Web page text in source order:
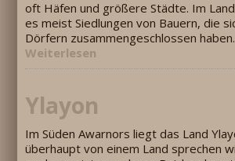
oft Häfen und größere Städte. Im
es meist Siedlungen von Bauern, die
Dörfern zusammengeschlossen haben.
Weiterlesen
Ylayon
Im Süden Awarnors liegt das Land
überhaupt von einem Land sprechen